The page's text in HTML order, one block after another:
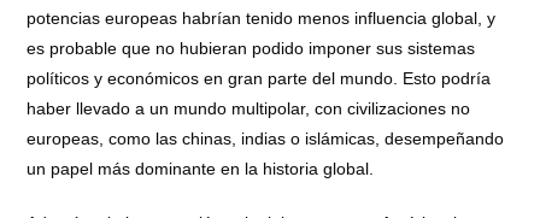
potencias europeas habrían tenido menos influencia global, y
es probable que no hubieran podido imponer sus sistemas
políticos y económicos en gran parte del mundo. Esto podría
haber llevado a un mundo multipolar, con civilizaciones no
europeas, como las chinas, indias o islámicas, desempeñando
un papel más dominante en la historia global.